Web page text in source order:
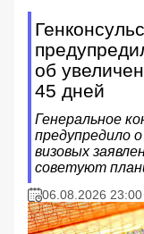
об
45 дней
Генеральное
предупредило
визовых
советуют
06.08.2026 23:00